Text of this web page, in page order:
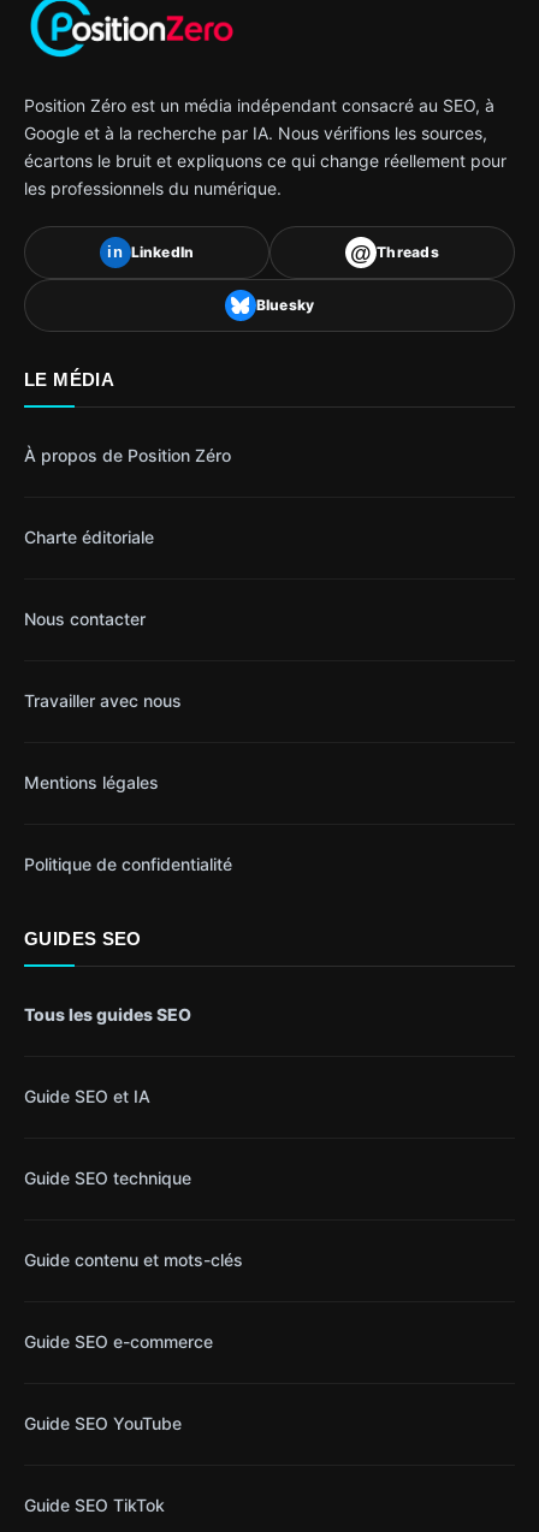
Position Zéro est un média indépendant consacré au SEO, à
Google et à la recherche par IA. Nous vérifions les sources,
écartons le bruit et expliquons ce qui change réellement pour
les professionnels du numérique.
in LinkedIn @ Threads
Bluesky
LE MÉDIA
À propos de Position Zéro
Charte éditoriale
Nous contacter
Travailler avec nous
Mentions légales
Politique de confidentialité
GUIDES SEO
Tous les guides SEO
Guide SEO et IA
Guide SEO technique
Guide contenu et mots-clés
Guide SEO e-commerce
Guide SEO YouTube
Guide SEO TikTok